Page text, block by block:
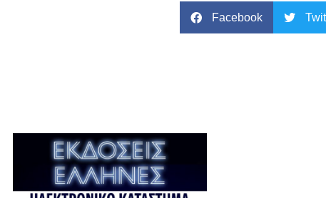
Facebook